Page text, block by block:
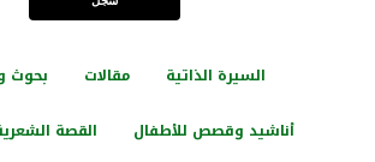
السيرة الذاتية مقالات بحوث
أناشيد وقصص للأطفال القصة